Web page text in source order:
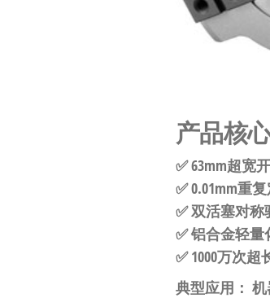
产品核
✅ ​​63mm超宽
✅ ​​0.01mm重
✅ ​双活塞对称
✅ ​铝合金轻量
✅ ​​1000万次超
​典型应用：​